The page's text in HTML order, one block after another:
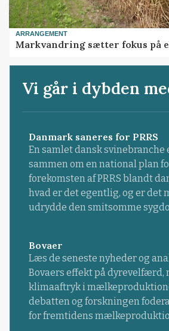
ARRANGEMENT
Markvandring sætter fokus på
Vi går i dybden
Danmark saneres for PRRS
En samlet dansk svinebranche
sammen om en national plan
forekomsten af PRRS blandt
hvad er det egentlig, og er det
udrydde den smitsomme
Bovaer
Læs de seneste nyheder og
Bovaers effekt på dyrevelfærd,
klimaaftryk i
debatten og forskningen
for fremtidens